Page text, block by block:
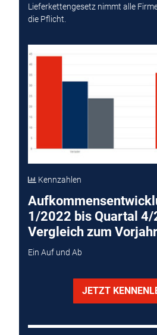
Lieferkettengesetz nimmt alle
die Pflicht.
Kennzahlen
1/2022 bis Quartal
Vergleich zum
Ein Auf und Ab
JETZT